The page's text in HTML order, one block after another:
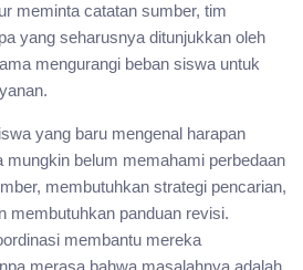
meminta catatan sumber, tim
yang seharusnya ditunjukkan oleh
mengurangi beban siswa untuk
yang baru mengenal harapan
mungkin belum memahami perbedaan
membutuhkan strategi pencarian,
membutuhkan panduan revisi.
membantu mereka